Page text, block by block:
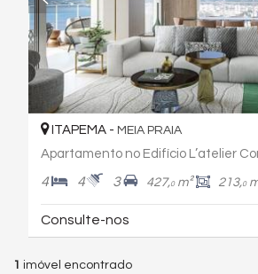
ITAPEMA - MEIA PRAIA
4 4 3 427,0m² 213,0
Consulte-nos
1 imóvel encontrado